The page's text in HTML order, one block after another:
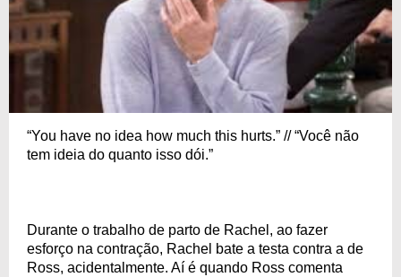
“You have no idea how much this hurts.” // “Você não
tem ideia do quanto isso dói.”
Durante o trabalho de parto de Rachel, ao fazer
esforço na contração, Rachel bate a testa contra a de
Ross, acidentalmente. Aí é quando Ross comenta